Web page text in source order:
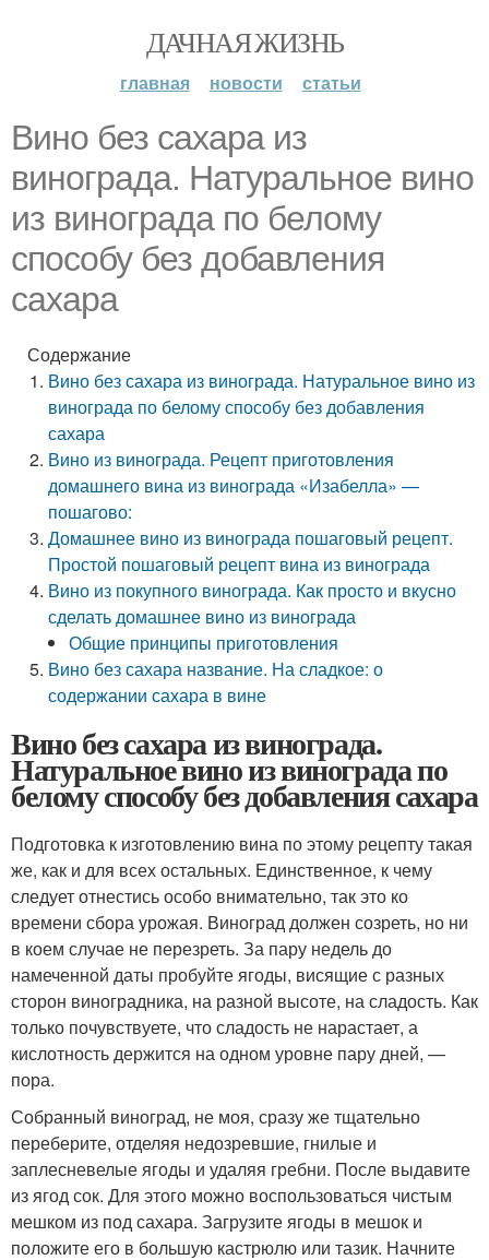
ДАЧНАЯ ЖИЗНЬ
главная новости статьи
Вино без сахара из
винограда. Натуральное вино
из винограда по белому
способу без добавления
сахара
Содержание
Вино без сахара из винограда. Натуральное вино из
винограда по белому способу без добавления
сахара
Вино из винограда. Рецепт приготовления
домашнего вина из винограда «Изабелла» —
пошагово:
Домашнее вино из винограда пошаговый рецепт.
Простой пошаговый рецепт вина из винограда
Вино из покупного винограда. Как просто и вкусно
сделать домашнее вино из винограда
Общие принципы приготовления
Вино без сахара название. На сладкое: о
содержании сахара в вине
Вино без сахара из винограда.
Натуральное вино из винограда по
белому способу без добавления сахара
Подготовка к изготовлению вина по этому рецепту такая
же, как и для всех остальных. Единственное, к чему
следует отнестись особо внимательно, так это ко
времени сбора урожая. Виноград должен созреть, но ни
в коем случае не перезреть. За пару недель до
намеченной даты пробуйте ягоды, висящие с разных
сторон виноградника, на разной высоте, на сладость. Как
только почувствуете, что сладость не нарастает, а
кислотность держится на одном уровне пару дней, —
пора.
Собранный виноград, не моя, сразу же тщательно
переберите, отделяя недозревшие, гнилые и
заплесневелые ягоды и удаляя гребни. После выдавите
из ягод сок. Для этого можно воспользоваться чистым
мешком из под сахара. Загрузите ягоды в мешок и
положите его в большую кастрюлю или тазик. Начните